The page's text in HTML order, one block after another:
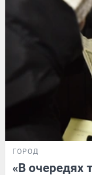
ГОРОД
«В очередях